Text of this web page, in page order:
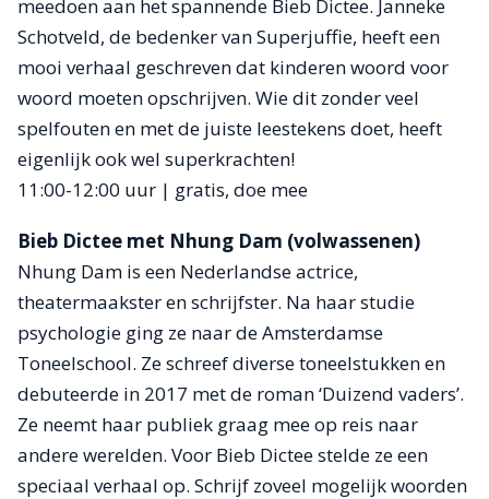
meedoen aan het spannende Bieb Dictee. Janneke
Schotveld, de bedenker van Superjuffie, heeft een
mooi verhaal geschreven dat kinderen woord voor
woord moeten opschrijven. Wie dit zonder veel
spelfouten en met de juiste leestekens doet, heeft
eigenlijk ook wel superkrachten!
11:00-12:00 uur | gratis, doe mee
Bieb Dictee met Nhung Dam (volwassenen)
Nhung Dam is een Nederlandse actrice,
theatermaakster en schrijfster. Na haar studie
psychologie ging ze naar de Amsterdamse
Toneelschool. Ze schreef diverse toneelstukken en
debuteerde in 2017 met de roman ‘Duizend vaders’.
Ze neemt haar publiek graag mee op reis naar
andere werelden. Voor Bieb Dictee stelde ze een
speciaal verhaal op. Schrijf zoveel mogelijk woorden